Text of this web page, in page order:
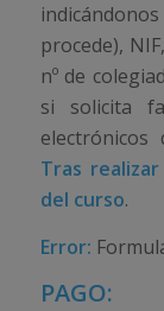
procede),
nº de
si solicita
Tras
del curso.
Error:
PAGO: